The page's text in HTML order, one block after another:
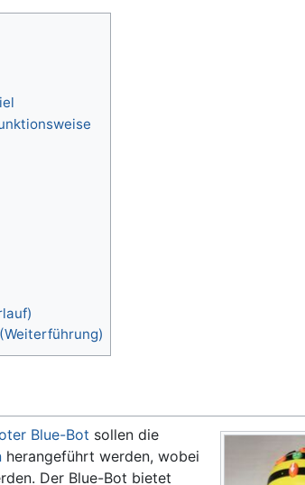
Blue-Bot sollen die
herangeführt werden, wobei
Der Blue-Bot bietet